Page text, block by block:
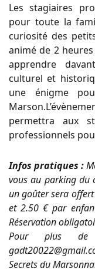
Les stagiaires
pour toute la
curiosité des
animé de 2
apprendre
culturel et
une énigme
permettra aux
professionnels
Infos pratiques :
vous au parking du
un goûter sera
et 2.50 € par
Réservation
Pour plus de
Secrets du